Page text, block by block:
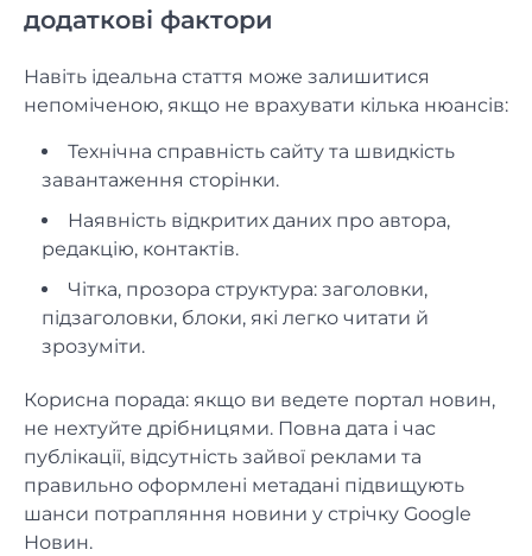
додаткові фактори
Навіть ідеальна стаття може залишитися
непоміченою, якщо не врахувати кілька нюансів:
Технічна справність сайту та швидкість
завантаження сторінки.
Наявність відкритих даних про автора,
редакцію, контактів.
Чітка, прозора структура: заголовки,
підзаголовки, блоки, які легко читати й
зрозуміти.
Корисна порада: якщо ви ведете портал новин,
не нехтуйте дрібницями. Повна дата і час
публікації, відсутність зайвої реклами та
правильно оформлені метадані підвищують
шанси потрапляння новини у стрічку Google
Новин.